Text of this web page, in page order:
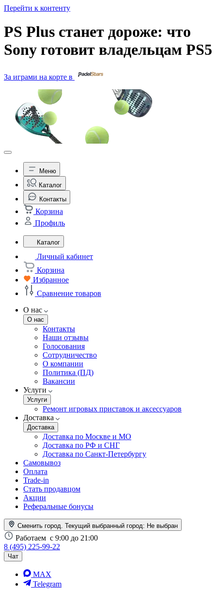
Перейти к контенту
PS Plus станет дороже: что
Sony готовит владельцам PS5
За играми на корте в
Меню
Каталог
Контакты
Корзина
Профиль
Каталог
Личный кабинет
Корзина
Избранное
Сравнение товаров
О нас
О нас
Контакты
Наши отзывы
Голосования
Сотрудничество
О компании
Политика (ПД)
Вакансии
Услуги
Услуги
Ремонт игровых приставок и аксессуаров
Доставка
Доставка
Доставка по Москве и МО
Доставка по РФ и СНГ
Доставка по Санкт-Петербургу
Самовывоз
Оплата
Trade-in
Стать продавцом
Акции
Реферальные бонусы
Сменить город. Текущий выбранный город: Не выбран
Работаем с 9:00 до 21:00
8 (495) 225-99-22
Чат
MAX
Telegram